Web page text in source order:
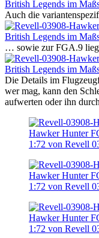
Auch die
… sowie zur FGA.9
Die Details im
wer mag, kann den
aufwerten oder ihn